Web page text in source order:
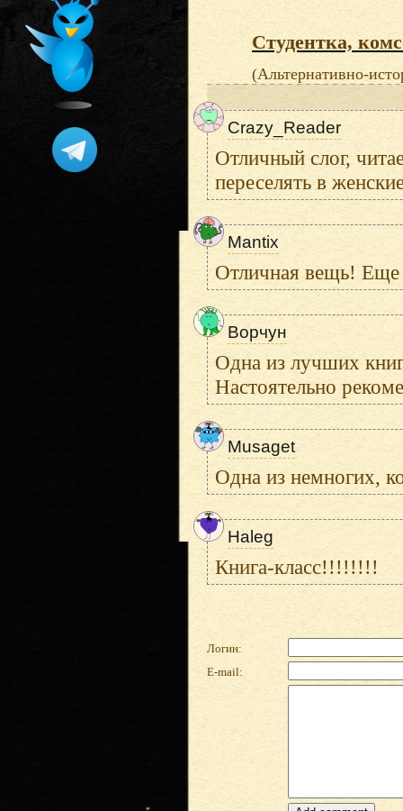
Студентка,
(Альтернативно-
Crazy_Reader
Отличный слог,
переселять в
Mantix
Отличная вещь! Еще
Ворчун
Одна из лучших
Настоятельно
Musaget
Одна из немногих,
Haleg
Книга-класс!!!!!!!!
Логин:
E-mail: